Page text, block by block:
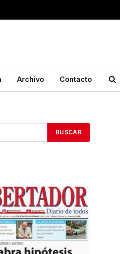
Archivo Contacto